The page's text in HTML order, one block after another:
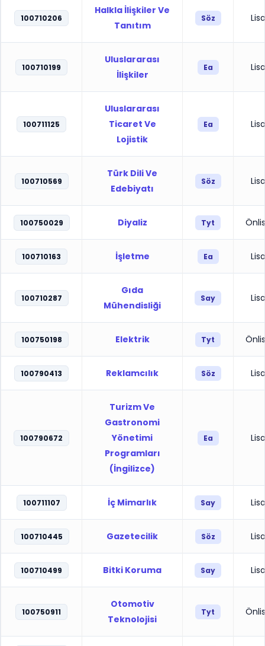
100710206
Halkla İlişkiler Ve
Tanıtım
Söz
100710199
Uluslararası
İlişkiler
Ea
100711125
Uluslararası
Ticaret Ve
Lojistik
Ea
100710569
Türk Dili Ve
Edebiyatı
Söz
100750029 Diyaliz Tyt
100710163 İşletme Ea
100710287
Gıda
Mühendisliği
Say
100750198 Elektrik Tyt
100790413 Reklamcılık Söz
100790672
Turizm Ve
Gastronomi
Yönetimi
Programları
(İngilizce)
Ea
100711107 İç Mimarlık Say
100710445 Gazetecilik Söz
100710499 Bitki Koruma Say
100750911
Otomotiv
Teknolojisi
Tyt